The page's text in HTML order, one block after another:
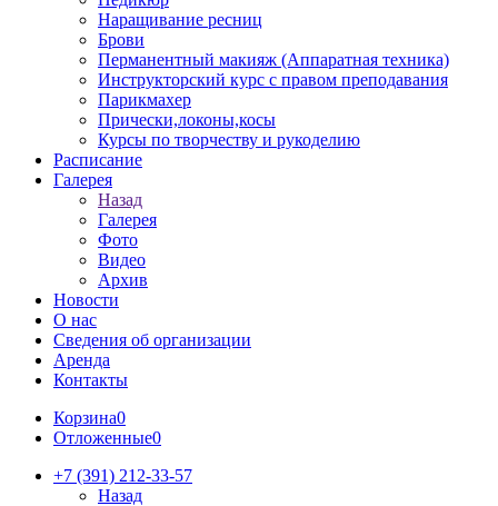
Наращивание ресниц
Брови
Перманентный макияж (Аппаратная техника)
Инструкторский курс с правом преподавания
Парикмахер
Прически,локоны,косы
Курсы по творчеству и рукоделию
Расписание
Галерея
Назад
Галерея
Фото
Видео
Архив
Новости
О нас
Сведения об организации
Аренда
Контакты
Корзина0
Отложенные0
+7 (391) 212-33-57
Назад